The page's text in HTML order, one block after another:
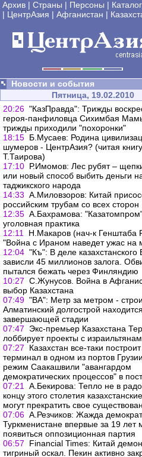
Архив | Страны | Персоны | Каталог
| ЦентрАзия | Афганистан |
Новости и события
Пятница, 19.02.2010
20:26 "КазПравда": Трижды
героя-панфиловца Сихимбая
трижды приходили "похоронки"
18:15 Б.Мусаев: Родина
шумеров - ЦентрАзия? (читая книгу
Т.Таирова)
17:10 Р.Имомов: Лес рубят –
или новый способ выбить деньги
таджикского народа
14:33 А.Миловзоров: Китай
российским трубам со всех сторон
12:35 А.Бахрамова:
уголовная практика
12:11
Н.Макаров (нач-к Генштаба
"Война с Ираном наведет ужас на
12:04 "Къ": В деле казахстанского
зависли 45 миллионов залога.
пытался бежать через Финляндию
10:27 С.Жунусов. Война в
выбор Казахстана
07:49 "ВА": Метр за метром -
Алматинский долгострой
завершающей стадии
07:47
Экс-премьер Казахстана
лоббирует проекты с
07:27
Казахстан все-таки
терминал в одном из портов
режим Саакашвили "авангардом
демократических процессов" в
07:21
А.Бекирова: Тепло не в
концу этого столетия
могут прекратить свое
07:06 А.Резчиков: Жажда
Туркменистане впервые за 19 лет
появиться оппозиционная партия
06:57
Financial Times: Китай
тигриный оскал. Пекин активно